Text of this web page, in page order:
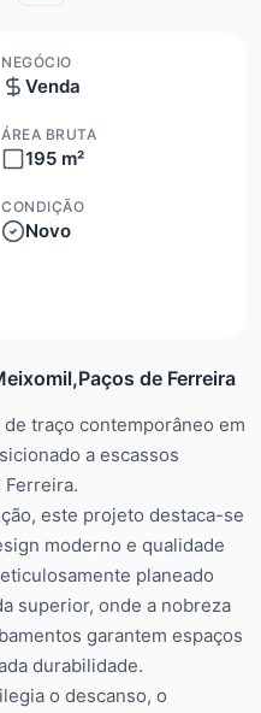
NEGÓCIO
Venda
ÁREA BRUTA
195 m²
CONDIÇÃO
Novo
de Ferreira
traço contemporâneo em
a escassos
este projeto destaca-se
moderno e qualidade
planeado
superior, onde a nobreza
garantem espaços
durabilidade.
o descanso, o